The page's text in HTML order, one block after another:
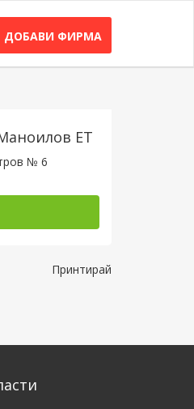
ДОБАВИ ФИРМА
ЕТ
№ 6
Принтирай